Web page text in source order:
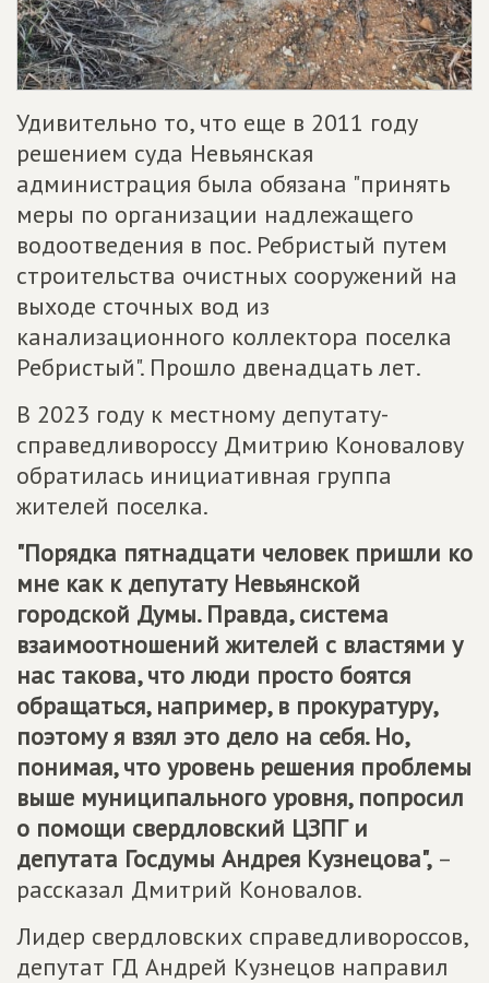
Удивительно то, что еще в 2011 году
решением суда Невьянская
администрация была обязана "принять
меры по организации надлежащего
водоотведения в пос. Ребристый путем
строительства очистных сооружений на
выходе сточных вод из
канализационного коллектора поселка
Ребристый". Прошло двенадцать лет.
В 2023 году к местному депутату-
справедливороссу Дмитрию Коновалову
обратилась инициативная группа
жителей поселка.
"Порядка пятнадцати человек пришли ко
мне как к депутату Невьянской
городской Думы. Правда, система
взаимоотношений жителей с властями у
нас такова, что люди просто боятся
обращаться, например, в прокуратуру,
поэтому я взял это дело на себя. Но,
понимая, что уровень решения проблемы
выше муниципального уровня, попросил
о помощи свердловский ЦЗПГ и
депутата Госдумы Андрея Кузнецова", –
рассказал Дмитрий Коновалов.
Лидер свердловских справедливороссов,
депутат ГД Андрей Кузнецов направил